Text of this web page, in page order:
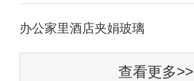
办公家里酒店夹娟玻璃
查看更多>>